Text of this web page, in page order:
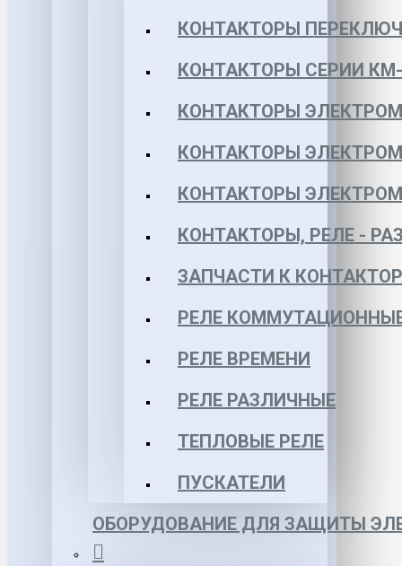
КОНТАКТОРЫ
КОНТАКТОРЫ СЕРИИ КМ-
КОНТАКТОРЫ
КОНТАКТОРЫ
КОНТАКТОРЫ
КОНТАКТОРЫ, РЕЛЕ -
ЗАПЧАСТИ К
РЕЛЕ
РЕЛЕ ВРЕМЕНИ
РЕЛЕ РАЗЛИЧНЫЕ
ТЕПЛОВЫЕ РЕЛЕ
ПУСКАТЕЛИ
ОБОРУДОВАНИЕ ДЛЯ ЗАЩИТЫ